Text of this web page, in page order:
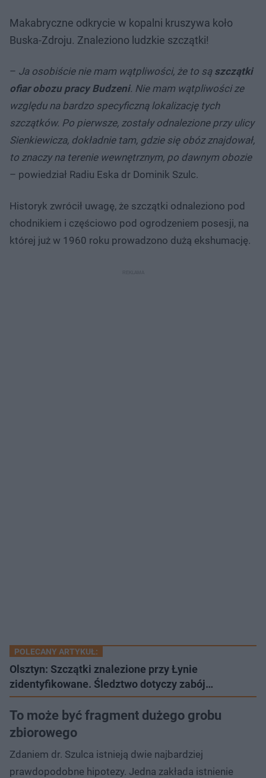
Makabryczne odkrycie w kopalni kruszywa koło
Buska-Zdroju. Znaleziono ludzkie szczątki!
– Ja osobiście nie mam wątpliwości, że to są szczątki
ofiar obozu pracy Budzeni. Nie mam wątpliwości ze
względu na bardzo specyficzną lokalizację tych
szczątków. Po pierwsze, zostały odnalezione przy ulicy
Sienkiewicza, dokładnie tam, gdzie się obóz znajdował,
to znaczy na terenie wewnętrznym, po dawnym obozie
– powiedział Radiu Eska dr Dominik Szulc.
Historyk zwrócił uwagę, że szczątki odnaleziono pod
chodnikiem i częściowo pod ogrodzeniem posesji, na
której już w 1960 roku prowadzono dużą ekshumację.
POLECANY ARTYKUŁ:
Olsztyn: Szczątki znalezione przy Łynie
zidentyfikowane. Śledztwo dotyczy zabój…
To może być fragment dużego grobu
zbiorowego
Zdaniem dr. Szulca istnieją dwie najbardziej
prawdopodobne hipotezy. Jedna zakłada istnienie